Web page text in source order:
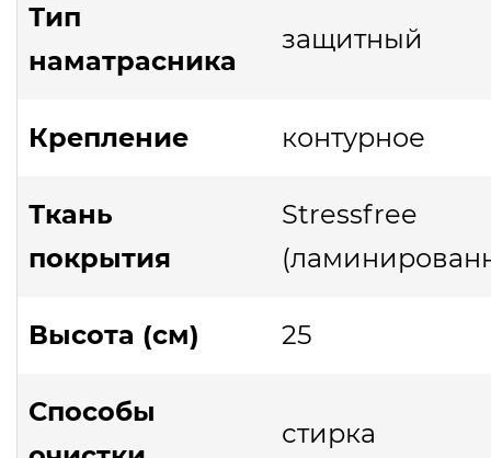
Тип
наматрасника
защитный
Крепление контурное
Ткань
покрытия
Stressfree
Высота (см) 25
Способы
стирка